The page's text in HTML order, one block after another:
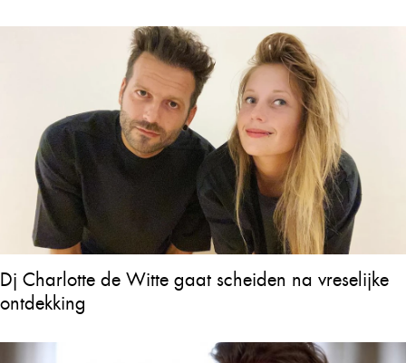
Dj Charlotte de Witte gaat scheiden na vreselijke
ontdekking